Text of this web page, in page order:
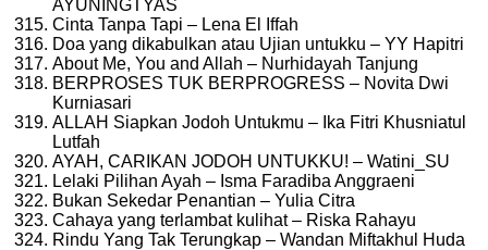
AYUNINGTYAS
Cinta Tanpa Tapi – Lena El Iffah
Doa yang dikabulkan atau Ujian untukku – YY Hapitri
About Me, You and Allah – Nurhidayah Tanjung
BERPROSES TUK BERPROGRESS – Novita Dwi
Kurniasari
ALLAH Siapkan Jodoh Untukmu – Ika Fitri Khusniatul
Lutfah
AYAH, CARIKAN JODOH UNTUKKU! – Watini_SU
Lelaki Pilihan Ayah – Isma Faradiba Anggraeni
Bukan Sekedar Penantian – Yulia Citra
Cahaya yang terlambat kulihat – Riska Rahayu
Rindu Yang Tak Terungkap – Wandan Miftakhul Huda